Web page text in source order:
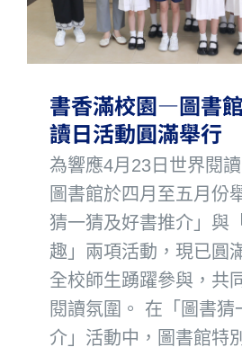
書香滿校園—圖書
讀日活動圓滿舉行
為響應4月23日世界閱
圖書館於四月至五月份
猜一猜及好書推介」與
趣」兩項活動，現已圓
全校師生踴躍參與，共
閱讀氛圍。 在「圖書猜
介」活動中，圖書館特